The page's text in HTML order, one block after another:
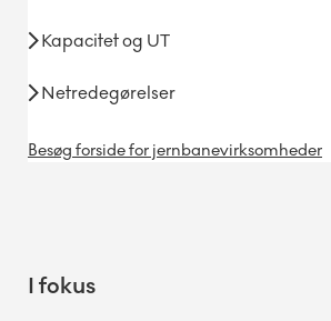
Kapacitet og UT
Netredegørelser
Besøg forside for jernbanevirksomheder
I fokus